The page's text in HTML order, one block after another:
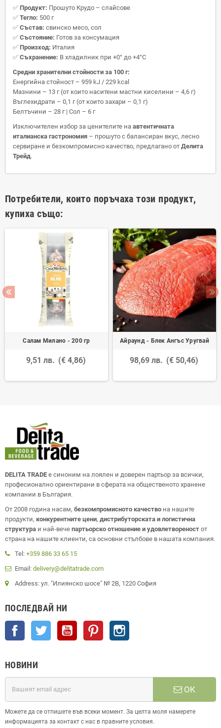
✅ Продукт: Прошуто Крудо – слайсове
✅ Тегло: 500 г
✅ Състав: свинско месо, сол
✅ Състояние: Готов за консумация
✅ Произход: Италия
✅ Съхранение: В хладилник при +0° до +4°C
Средни хранителни стойности за 100 г:
Енергийна стойност – 959 kJ / 229 kcal
Мазнини – 13 г (от които наситени мастни киселини – 4,6 г)
Въглехидрати – 0,1 г (от които захари – 0,1 г)
Белтъчини – 28 г | Сол – 6 г
Изключителен избор за ценителите на автентичната
италианска гастрономия – прошуто с балансиран вкус, лесно
сервиране и безкомпромисно качество, предлагано от Делита
Трейд.
Потребители, които поръчаха този продукт,
купиха също:
Салам Милано - 200 гр
9,51 лв. (€ 4,86)
Айраунд - Блек Ангъс Уругвай
98,69 лв. (€ 50,46)
DELITA TRADE е синоним на лоялен и доверен партьор за всички,
професионално ориентирани в сферата на общественото хранене
компании в България.
От 2008 година насам, безкомпромисното качество на нашите
продукти, конкурентните цени, дистрибуторската и логистична
структура и най-вече партьорско отношение и удовлетвореност от
страна на нашите клиенти, са основни стълбове в нашата компания.
Tel: +359 886 33 65 15
Email: delivery@delitatrade.com
Address: ул. "Илиянско шосе" № 2В, 1220 София
ПОСЛЕДВАЙ НИ
Facebook Twitter YouTube Pinterest
НОВИНИ
ОК
Можете да се отпишете във всеки момент. За целта моля намерете
информацията за контакт с нас в правните условия.